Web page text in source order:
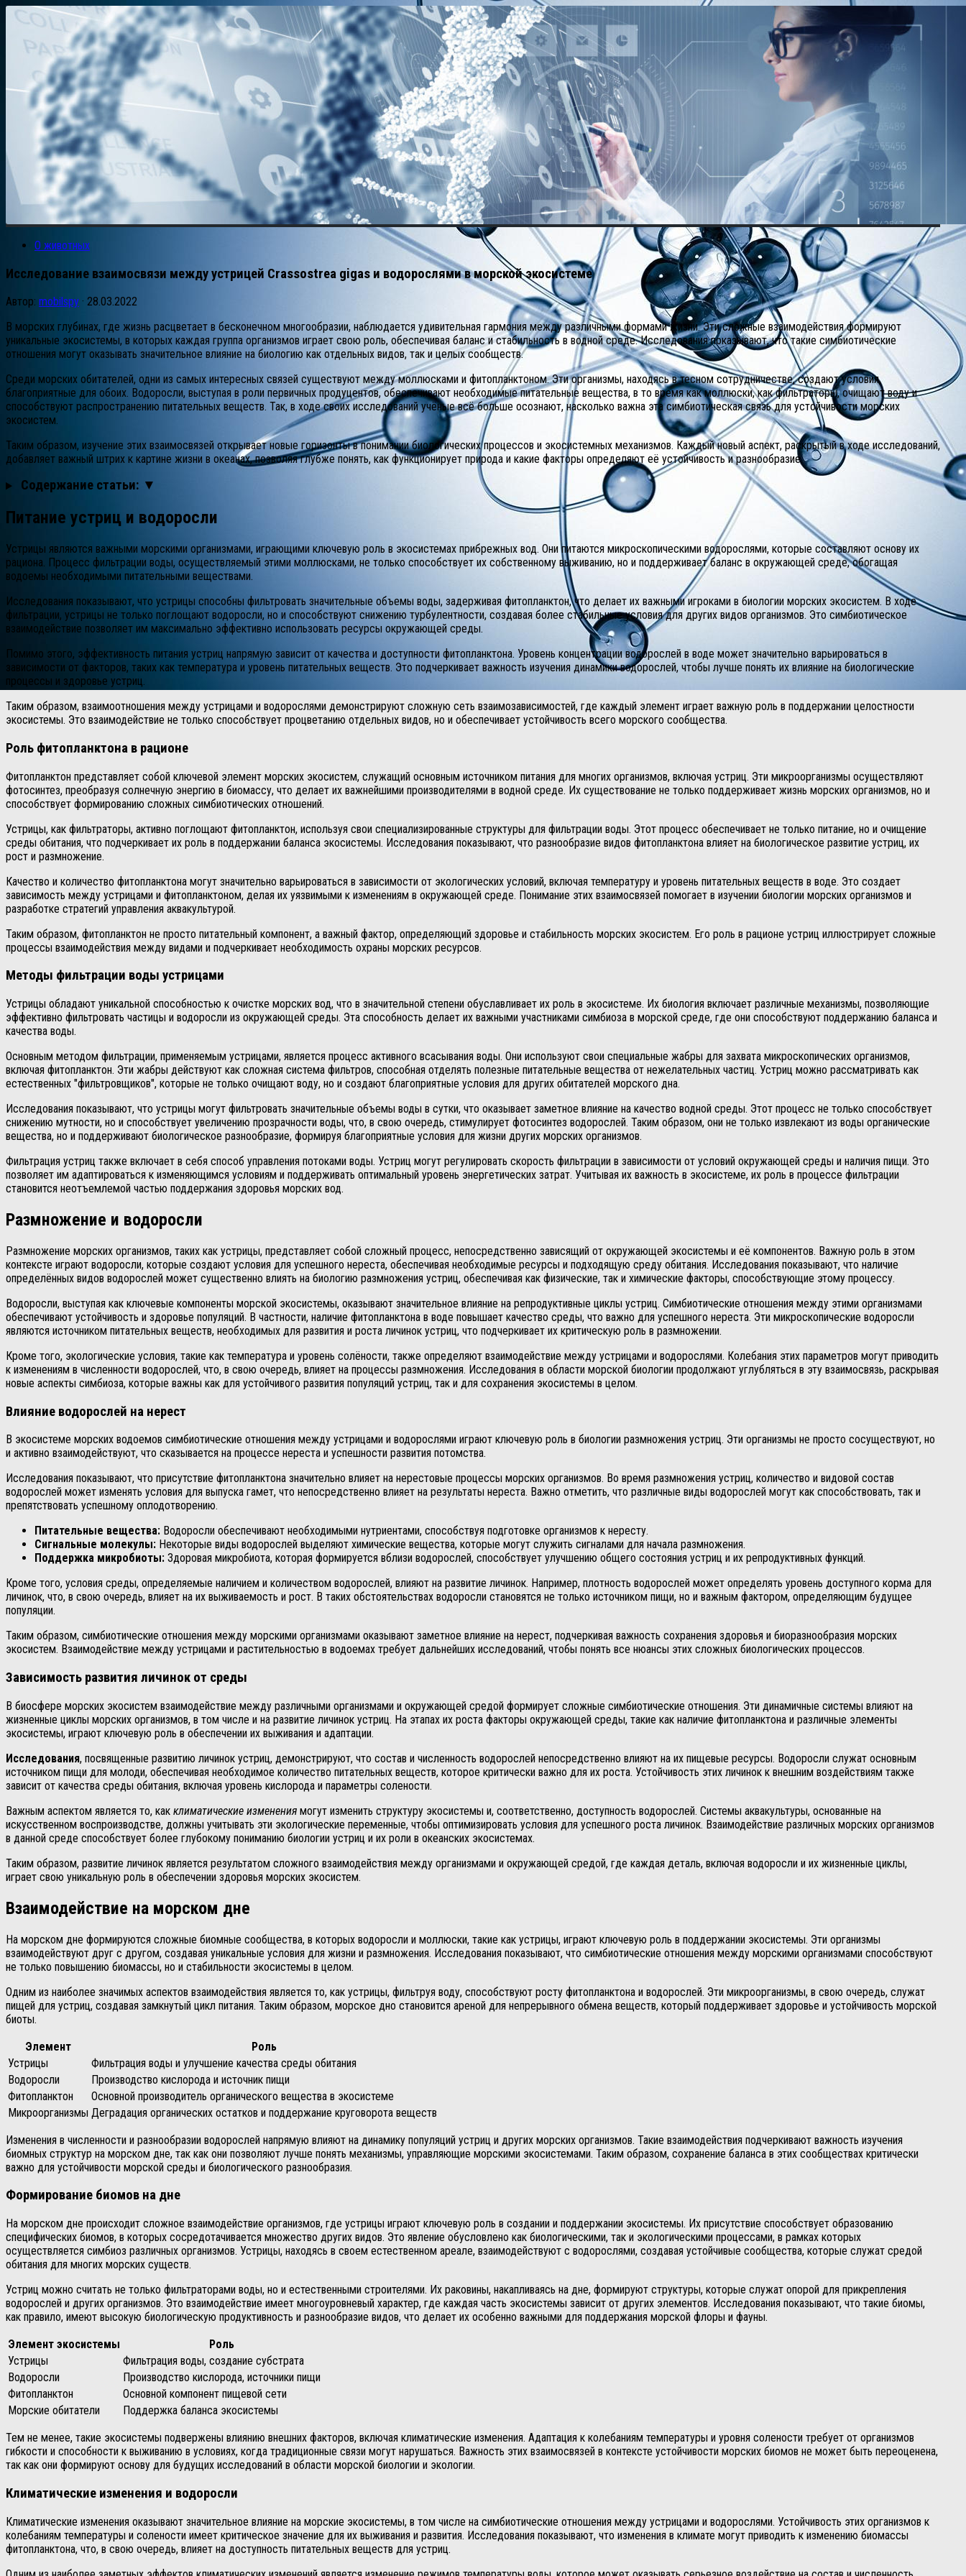
О животных
Исследование взаимосвязи между устрицей Crassostrea gigas и водорослями в морской экосистеме
Автор: mobilspy · 28.03.2022
В морских глубинах, где жизнь расцветает в бесконечном многообразии, наблюдается удивительная гармония между различными формами жизни. Эти сложные взаимодействия формируют
уникальные экосистемы, в которых каждая группа организмов играет свою роль, обеспечивая баланс и стабильность в водной среде. Исследования показывают, что такие симбиотические
отношения могут оказывать значительное влияние на биологию как отдельных видов, так и целых сообществ.
Среди морских обитателей, одни из самых интересных связей существуют между моллюсками и фитопланктоном. Эти организмы, находясь в тесном сотрудничестве, создают условия,
благоприятные для обоих. Водоросли, выступая в роли первичных продуцентов, обеспечивают необходимые питательные вещества, в то время как моллюски, как фильтраторы, очищают воду и
способствуют распространению питательных веществ. Так, в ходе своих исследований учёные всё больше осознают, насколько важна эта симбиотическая связь для устойчивости морских
экосистем.
Таким образом, изучение этих взаимосвязей открывает новые горизонты в понимании биологических процессов и экосистемных механизмов. Каждый новый аспект, раскрытый в ходе исследований,
добавляет важный штрих к картине жизни в океанах, позволяя глубже понять, как функционирует природа и какие факторы определяют её устойчивость и разнообразие.
Содержание статьи: ▼
Питание устриц и водоросли
Устрицы являются важными морскими организмами, играющими ключевую роль в экосистемах прибрежных вод. Они питаются микроскопическими водорослями, которые составляют основу их
рациона. Процесс фильтрации воды, осуществляемый этими моллюсками, не только способствует их собственному выживанию, но и поддерживает баланс в окружающей среде, обогащая
водоемы необходимыми питательными веществами.
Исследования показывают, что устрицы способны фильтровать значительные объемы воды, задерживая фитопланктон, что делает их важными игроками в биологии морских экосистем. В ходе
фильтрации, устрицы не только поглощают водоросли, но и способствуют снижению турбулентности, создавая более стабильные условия для других видов организмов. Это симбиотическое
взаимодействие позволяет им максимально эффективно использовать ресурсы окружающей среды.
Помимо этого, эффективность питания устриц напрямую зависит от качества и доступности фитопланктона. Уровень концентрации водорослей в воде может значительно варьироваться в
зависимости от факторов, таких как температура и уровень питательных веществ. Это подчеркивает важность изучения динамики водорослей, чтобы лучше понять их влияние на биологические
процессы и здоровье устриц.
Таким образом, взаимоотношения между устрицами и водорослями демонстрируют сложную сеть взаимозависимостей, где каждый элемент играет важную роль в поддержании целостности
экосистемы. Это взаимодействие не только способствует процветанию отдельных видов, но и обеспечивает устойчивость всего морского сообщества.
Роль фитопланктона в рационе
Фитопланктон представляет собой ключевой элемент морских экосистем, служащий основным источником питания для многих организмов, включая устриц. Эти микроорганизмы осуществляют
фотосинтез, преобразуя солнечную энергию в биомассу, что делает их важнейшими производителями в водной среде. Их существование не только поддерживает жизнь морских организмов, но и
способствует формированию сложных симбиотических отношений.
Устрицы, как фильтраторы, активно поглощают фитопланктон, используя свои специализированные структуры для фильтрации воды. Этот процесс обеспечивает не только питание, но и очищение
среды обитания, что подчеркивает их роль в поддержании баланса экосистемы. Исследования показывают, что разнообразие видов фитопланктона влияет на биологическое развитие устриц, их
рост и размножение.
Качество и количество фитопланктона могут значительно варьироваться в зависимости от экологических условий, включая температуру и уровень питательных веществ в воде. Это создает
зависимость между устрицами и фитопланктоном, делая их уязвимыми к изменениям в окружающей среде. Понимание этих взаимосвязей помогает в изучении биологии морских организмов и
разработке стратегий управления аквакультурой.
Таким образом, фитопланктон не просто питательный компонент, а важный фактор, определяющий здоровье и стабильность морских экосистем. Его роль в рационе устриц иллюстрирует сложные
процессы взаимодействия между видами и подчеркивает необходимость охраны морских ресурсов.
Методы фильтрации воды устрицами
Устрицы обладают уникальной способностью к очистке морских вод, что в значительной степени обуславливает их роль в экосистеме. Их биология включает различные механизмы, позволяющие
эффективно фильтровать частицы и водоросли из окружающей среды. Эта способность делает их важными участниками симбиоза в морской среде, где они способствуют поддержанию баланса и
качества воды.
Основным методом фильтрации, применяемым устрицами, является процесс активного всасывания воды. Они используют свои специальные жабры для захвата микроскопических организмов,
включая фитопланктон. Эти жабры действуют как сложная система фильтров, способная отделять полезные питательные вещества от нежелательных частиц. Устриц можно рассматривать как
естественных "фильтровщиков", которые не только очищают воду, но и создают благоприятные условия для других обитателей морского дна.
Исследования показывают, что устрицы могут фильтровать значительные объемы воды в сутки, что оказывает заметное влияние на качество водной среды. Этот процесс не только способствует
снижению мутности, но и способствует увеличению прозрачности воды, что, в свою очередь, стимулирует фотосинтез водорослей. Таким образом, они не только извлекают из воды органические
вещества, но и поддерживают биологическое разнообразие, формируя благоприятные условия для жизни других морских организмов.
Фильтрация устриц также включает в себя способ управления потоками воды. Устриц могут регулировать скорость фильтрации в зависимости от условий окружающей среды и наличия пищи. Это
позволяет им адаптироваться к изменяющимся условиям и поддерживать оптимальный уровень энергетических затрат. Учитывая их важность в экосистеме, их роль в процессе фильтрации
становится неотъемлемой частью поддержания здоровья морских вод.
Размножение и водоросли
Размножение морских организмов, таких как устрицы, представляет собой сложный процесс, непосредственно зависящий от окружающей экосистемы и её компонентов. Важную роль в этом
контексте играют водоросли, которые создают условия для успешного нереста, обеспечивая необходимые ресурсы и подходящую среду обитания. Исследования показывают, что наличие
определённых видов водорослей может существенно влиять на биологию размножения устриц, обеспечивая как физические, так и химические факторы, способствующие этому процессу.
Водоросли, выступая как ключевые компоненты морской экосистемы, оказывают значительное влияние на репродуктивные циклы устриц. Симбиотические отношения между этими организмами
обеспечивают устойчивость и здоровье популяций. В частности, наличие фитопланктона в воде повышает качество среды, что важно для успешного нереста. Эти микроскопические водоросли
являются источником питательных веществ, необходимых для развития и роста личинок устриц, что подчеркивает их критическую роль в размножении.
Кроме того, экологические условия, такие как температура и уровень солёности, также определяют взаимодействие между устрицами и водорослями. Колебания этих параметров могут приводить
к изменениям в численности водорослей, что, в свою очередь, влияет на процессы размножения. Исследования в области морской биологии продолжают углубляться в эту взаимосвязь, раскрывая
новые аспекты симбиоза, которые важны как для устойчивого развития популяций устриц, так и для сохранения экосистемы в целом.
Влияние водорослей на нерест
В экосистеме морских водоемов симбиотические отношения между устрицами и водорослями играют ключевую роль в биологии размножения устриц. Эти организмы не просто сосуществуют, но
и активно взаимодействуют, что сказывается на процессе нереста и успешности развития потомства.
Исследования показывают, что присутствие фитопланктона значительно влияет на нерестовые процессы морских организмов. Во время размножения устриц, количество и видовой состав
водорослей может изменять условия для выпуска гамет, что непосредственно влияет на результаты нереста. Важно отметить, что различные виды водорослей могут как способствовать, так и
препятствовать успешному оплодотворению.
Питательные вещества: Водоросли обеспечивают необходимыми нутриентами, способствуя подготовке организмов к нересту.
Сигнальные молекулы: Некоторые виды водорослей выделяют химические вещества, которые могут служить сигналами для начала размножения.
Поддержка микробиоты: Здоровая микробиота, которая формируется вблизи водорослей, способствует улучшению общего состояния устриц и их репродуктивных функций.
Кроме того, условия среды, определяемые наличием и количеством водорослей, влияют на развитие личинок. Например, плотность водорослей может определять уровень доступного корма для
личинок, что, в свою очередь, влияет на их выживаемость и рост. В таких обстоятельствах водоросли становятся не только источником пищи, но и важным фактором, определяющим будущее
популяции.
Таким образом, симбиотические отношения между морскими организмами оказывают заметное влияние на нерест, подчеркивая важность сохранения здоровья и биоразнообразия морских
экосистем. Взаимодействие между устрицами и растительностью в водоемах требует дальнейших исследований, чтобы понять все нюансы этих сложных биологических процессов.
Зависимость развития личинок от среды
В биосфере морских экосистем взаимодействие между различными организмами и окружающей средой формирует сложные симбиотические отношения. Эти динамичные системы влияют на
жизненные циклы морских организмов, в том числе и на развитие личинок устриц. На этапах их роста факторы окружающей среды, такие как наличие фитопланктона и различные элементы
экосистемы, играют ключевую роль в обеспечении их выживания и адаптации.
Исследования, посвященные развитию личинок устриц, демонстрируют, что состав и численность водорослей непосредственно влияют на их пищевые ресурсы. Водоросли служат основным
источником пищи для молоди, обеспечивая необходимое количество питательных веществ, которое критически важно для их роста. Устойчивость этих личинок к внешним воздействиям также
зависит от качества среды обитания, включая уровень кислорода и параметры солености.
Важным аспектом является то, как климатические изменения могут изменить структуру экосистемы и, соответственно, доступность водорослей. Системы аквакультуры, основанные на
искусственном воспроизводстве, должны учитывать эти экологические переменные, чтобы оптимизировать условия для успешного роста личинок. Взаимодействие различных морских организмов
в данной среде способствует более глубокому пониманию биологии устриц и их роли в океанских экосистемах.
Таким образом, развитие личинок является результатом сложного взаимодействия между организмами и окружающей средой, где каждая деталь, включая водоросли и их жизненные циклы,
играет свою уникальную роль в обеспечении здоровья морских экосистем.
Взаимодействие на морском дне
На морском дне формируются сложные биомные сообщества, в которых водоросли и моллюски, такие как устрицы, играют ключевую роль в поддержании экосистемы. Эти организмы
взаимодействуют друг с другом, создавая уникальные условия для жизни и размножения. Исследования показывают, что симбиотические отношения между морскими организмами способствуют
не только повышению биомассы, но и стабильности экосистемы в целом.
Одним из наиболее значимых аспектов взаимодействия является то, как устрицы, фильтруя воду, способствуют росту фитопланктона и водорослей. Эти микроорганизмы, в свою очередь, служат
пищей для устриц, создавая замкнутый цикл питания. Таким образом, морское дно становится ареной для непрерывного обмена веществ, который поддерживает здоровье и устойчивость морской
биоты.
Элемент
Роль
Устрицы
Фильтрация воды и улучшение качества среды обитания
Водоросли
Производство кислорода и источник пищи
Фитопланктон
Основной производитель органического вещества в экосистеме
Микроорганизмы Деградация органических остатков и поддержание круговорота веществ
Изменения в численности и разнообразии водорослей напрямую влияют на динамику популяций устриц и других морских организмов. Такие взаимодействия подчеркивают важность изучения
биомных структур на морском дне, так как они позволяют лучше понять механизмы, управляющие морскими экосистемами. Таким образом, сохранение баланса в этих сообществах критически
важно для устойчивости морской среды и биологического разнообразия.
Формирование биомов на дне
На морском дне происходит сложное взаимодействие организмов, где устрицы играют ключевую роль в создании и поддержании экосистемы. Их присутствие способствует образованию
специфических биомов, в которых сосредотачивается множество других видов. Это явление обусловлено как биологическими, так и экологическими процессами, в рамках которых
осуществляется симбиоз различных организмов. Устрицы, находясь в своем естественном ареале, взаимодействуют с водорослями, создавая устойчивые сообщества, которые служат средой
обитания для многих морских существ.
Устриц можно считать не только фильтраторами воды, но и естественными строителями. Их раковины, накапливаясь на дне, формируют структуры, которые служат опорой для прикрепления
водорослей и других организмов. Это взаимодействие имеет многоуровневый характер, где каждая часть экосистемы зависит от других элементов. Исследования показывают, что такие биомы,
как правило, имеют высокую биологическую продуктивность и разнообразие видов, что делает их особенно важными для поддержания морской флоры и фауны.
Элемент экосистемы
Роль
Устрицы
Фильтрация воды, создание субстрата
Водоросли
Производство кислорода, источники пищи
Фитопланктон
Основной компонент пищевой сети
Морские обитатели
Поддержка баланса экосистемы
Тем не менее, такие экосистемы подвержены влиянию внешних факторов, включая климатические изменения. Адаптация к колебаниям температуры и уровня солености требует от организмов
гибкости и способности к выживанию в условиях, когда традиционные связи могут нарушаться. Важность этих взаимосвязей в контексте устойчивости морских биомов не может быть переоценена,
так как они формируют основу для будущих исследований в области морской биологии и экологии.
Климатические изменения и водоросли
Климатические изменения оказывают значительное влияние на морские экосистемы, в том числе на симбиотические отношения между устрицами и водорослями. Устойчивость этих организмов к
колебаниям температуры и солености имеет критическое значение для их выживания и развития. Исследования показывают, что изменения в климате могут приводить к изменению биомассы
фитопланктона, что, в свою очередь, влияет на доступность питательных веществ для устриц.